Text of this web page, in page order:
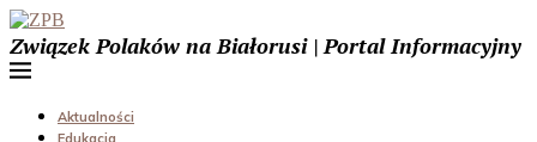
Związek Polaków na Białorusi | Portal Informacyjny
Aktualności
Edukacja